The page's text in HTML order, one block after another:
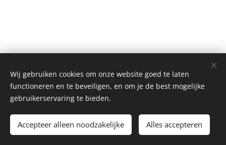
2024 Shotokan Herne| Alle rechten voorbehouden.
Cookies
Wij gebruiken cookies om onze website goed te laten
functioneren en te beveiligen, en om je de best mogelijke
gebruikerservaring te bieden.
Accepteer alleen noodzakelijke Alles accepteren